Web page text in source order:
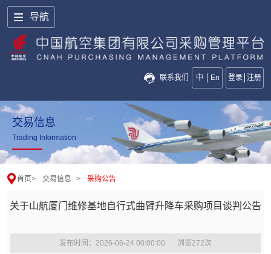
导航
联系我们 中 En 登录 注册
交易信息
Trading Information
首页> 交易信息 > 采购公告
关于山航厦门维修基地自行式曲臂升降车采购项目谈判公告
发布时间：2026-06-24 00:00:00 浏览272次